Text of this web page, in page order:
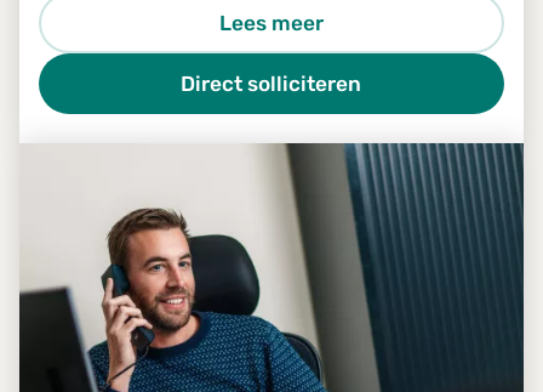
binnen ons Shared Service Center. Je bent een
belangrijke schakel in
Lees meer
Direct solliciteren